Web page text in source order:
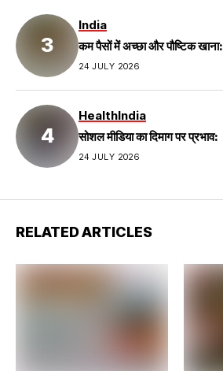
India
कम पैसों में अच्छा और पौष्टिक खाना:
24 JULY 2026
HealthIndia
सोशल मीडिया का दिमाग पर प्रभाव:
24 JULY 2026
RELATED ARTICLES